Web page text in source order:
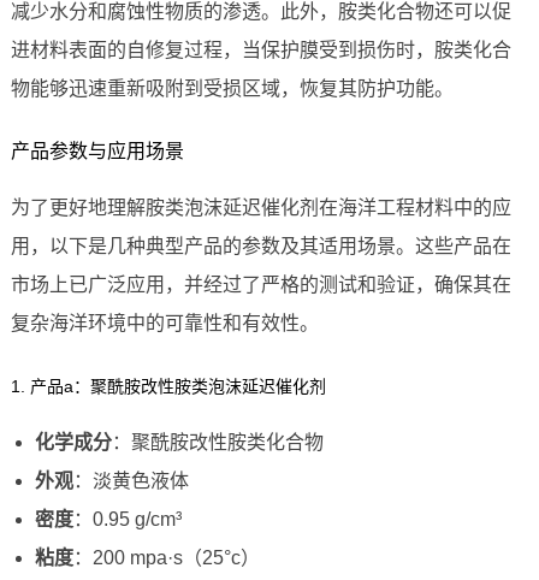
减少水分和腐蚀性物质的渗透。此外，胺类化合物还可以促
进材料表面的自修复过程，当保护膜受到损伤时，胺类化合
物能够迅速重新吸附到受损区域，恢复其防护功能。
产品参数与应用场景
为了更好地理解胺类泡沫延迟催化剂在海洋工程材料中的应
用，以下是几种典型产品的参数及其适用场景。这些产品在
市场上已广泛应用，并经过了严格的测试和验证，确保其在
复杂海洋环境中的可靠性和有效性。
1. 产品a：聚酰胺改性胺类泡沫延迟催化剂
化学成分：聚酰胺改性胺类化合物
外观：淡黄色液体
密度：0.95 g/cm³
粘度：200 mpa·s（25°c）